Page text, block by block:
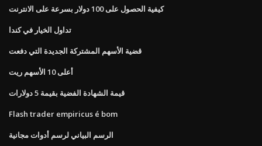
كيفية الحصول على 100 دولار بسرعة على الانترنت
تداول الخيار في كندا
قضية الأسهم المشتركة الجديدة التي دفعت
أعلى 10 الأسهم ريت
قيمة الشهادة الفضية بقيمة 5 دولارات
Flash trader empiricus é bom
الرسم البياني لرسم أدوات مجانية